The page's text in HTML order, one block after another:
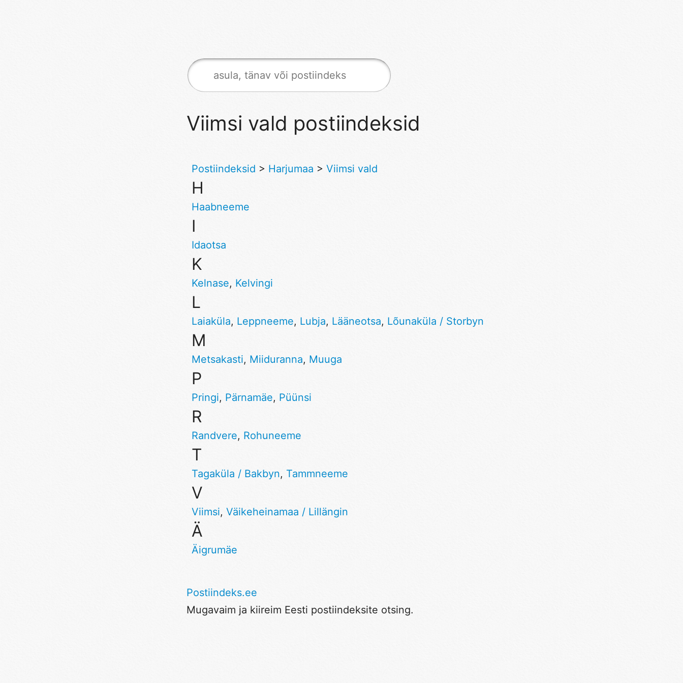
Viimsi vald postiindeksid
Postiindeksid > Harjumaa > Viimsi vald
H
Haabneeme
I
Idaotsa
K
Kelnase, Kelvingi
L
Laiaküla, Leppneeme, Lubja, Lääneotsa, Lõunaküla / Storbyn
M
Metsakasti, Miiduranna, Muuga
P
Pringi, Pärnamäe, Püünsi
R
Randvere, Rohuneeme
T
Tagaküla / Bakbyn, Tammneeme
V
Viimsi, Väikeheinamaa / Lillängin
Ä
Äigrumäe
Postiindeks.ee
Mugavaim ja kiireim Eesti postiindeksite otsing.